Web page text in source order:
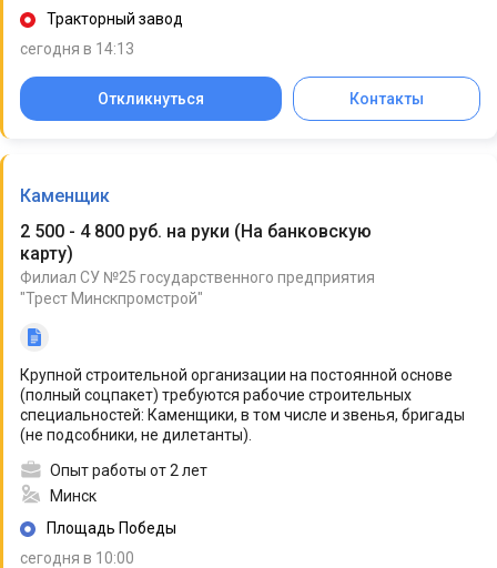
Тракторный завод
сегодня в 14:13
Откликнуться Контакты
Каменщик
2 500 - 4 800 руб. на руки (На банковскую
карту)
Филиал СУ №25 государственного предприятия
"Трест Минскпромстрой"
Крупной строительной организации на постоянной основе
(полный соцпакет) требуются рабочие строительных
специальностей: Каменщики, в том числе и звенья, бригады
(не подсобники, не дилетанты).
Опыт работы от 2 лет
Минск
Площадь Победы
сегодня в 10:00